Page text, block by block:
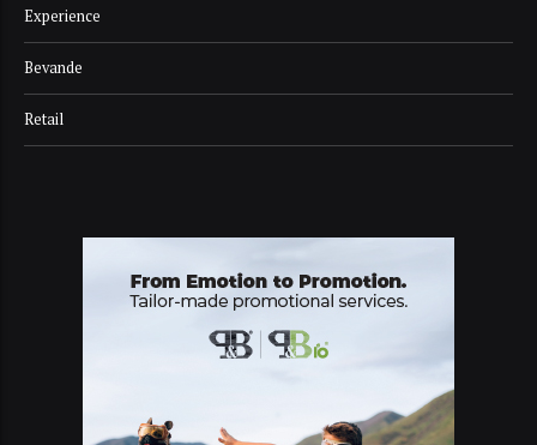
Experience
Bevande
Retail